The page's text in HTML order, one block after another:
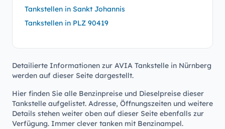
Tankstellen in Sankt Johannis
Tankstellen in PLZ 90419
Detailierte Informationen zur AVIA Tankstelle in Nürnberg
werden auf dieser Seite dargestellt.
Hier finden Sie alle Benzinpreise und Dieselpreise dieser
Tankstelle aufgelistet. Adresse, Öffnungszeiten und weitere
Details stehen weiter oben auf dieser Seite ebenfalls zur
Verfügung. Immer clever tanken mit Benzinampel.